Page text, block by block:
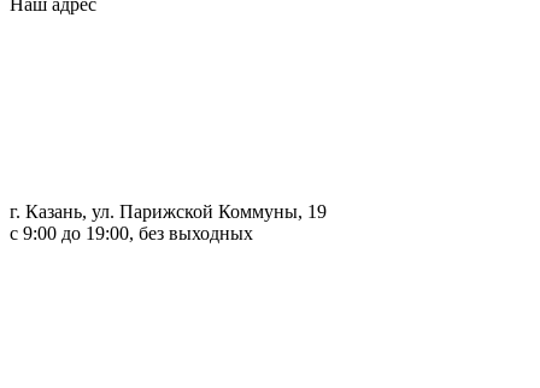
г. Казань, ул. Парижской Коммуны, 19
с 9:00 до 19:00, без выходных